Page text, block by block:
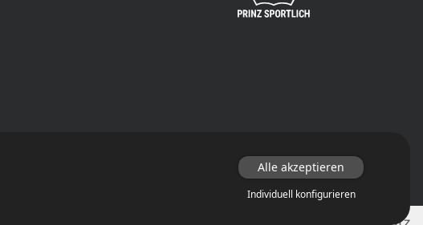
Alle akzeptieren
Individuell konfigurieren